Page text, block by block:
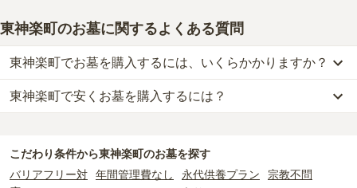
東神楽町のお墓に関するよくある質問
東神楽町でお墓を購入するには、いくらかかりますか？
東神楽町 での購入費用の目安は、一般墓が約238万円
一般墓を建てる場合は、「永代使用料（土地代）」と「墓石代」の
東神楽町 の一般墓の永代使用料の平均は
175万円 です。いずれも区画の広さや墓石の大きさ・素材に
よって変わります。
東神楽町で安くお墓を購入するには？
47万円 (墓石代別) からお求めいただけます。
する「合祀墓（ごうしぼ）」と呼ばれるタイプです。個別のお墓に
こだわり条件から東神楽町のお墓を探す
バリアフリー対
年間管理費なし
永代供養プラン
宗教不問